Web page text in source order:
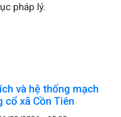
pháp lý.
và hệ thống mạch
cổ xã Cồn Tiên